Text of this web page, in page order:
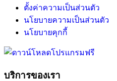
ตั้งค่าความเป็นส่วนตัว
นโยบายความเป็นส่วนตัว
นโยบายคุกกี้
บริการของเรา